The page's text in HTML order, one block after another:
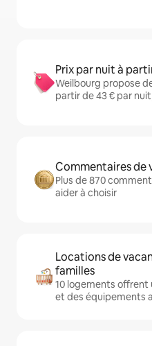
Prix par nuit à
Weilbourg propose
partir de 43 € par
Commentaires de
Plus de 870
aider à choisir
Locations de
familles
10 logements
et des équipements